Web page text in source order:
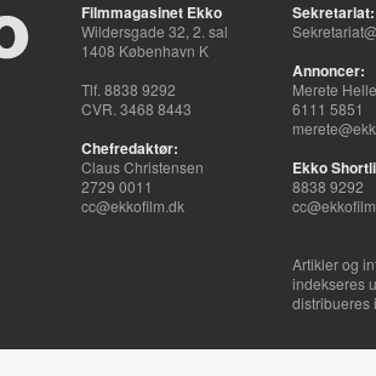
Filmmagasinet Ekko
Wildersgade 32, 2. sal
1408 København K
Tlf. 8838 9292
CVR. 3468 8443
Chefredaktør:
Claus Christensen
2729 0011
cc@ekkofilm.dk
Sekretariat:
Annoncer:
Merete
6111 5851
Ekko
8838 9292
Artikler og
indekseres
distribueres